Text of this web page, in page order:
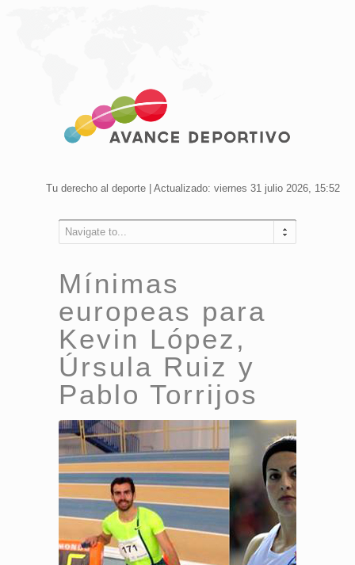
Tu derecho al deporte | Actualizado: viernes 31 julio 2026, 15:52
Navigate to...
Mínimas
europeas para
Kevin López,
Úrsula Ruiz y
Pablo Torrijos